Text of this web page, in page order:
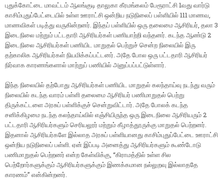
புதுக்கோட்டை மாவட்டம் ஆலங்குடி தாலுகா கீரமங்கலம் பேரூராட்சி 1வது வார்டு
காசிம்புதுப்பேட்டையில் உள்ள ஊராட்சி ஒன்றிய நடுநிலைப் பள்ளியில் 111 மாணவ,
மாணவிகள் படித்து வருகின்றனர். இந்தப் பள்ளியில் ஒரு தலைமை ஆசிரியர், தலா 3
இடைநிலை மற்றும் பட்டதாரி ஆசிரியர்கள் பணியாற்றி வந்தனர். கடந்த ஆண்டு 2
இடைநிலை ஆசிரியர்கள் பணியிட மாறுதல் பெற்றுச் சென்ற நிலையில் இரு
தற்காலிக ஆசிரியர்கள் நியமிக்கப்பட்டனர். அதே போல ஒரு பட்டதாரி ஆசிரியர்
நிர்வாக காரணங்களால் மாற்றுப் பணியில் அனுப்பப்பட்டுள்ளார்.
இந்த நிலையில் தற்போது ஆசிரியர்கள் பணியிட மாறுதல் கலந்தாய்வு நடந்து வரும்
நிலையில் கடந்த வாரம் பள்ளி தலைமை ஆசிரியர் பணிமாறுதல் பெற்று
திருக்கட்டளை அரசுப் பள்ளிக்குச் சென்றுவிட்டார். அதே போலக் கடந்த
சனிக்கிழமை நடந்த கலந்தாய்வில் எஞ்சியிருந்த ஒரு இடைநிலை ஆசிரியரும் 2
பட்டதாரி ஆசிரியர்களும் செரியலூர் மற்றும் கீழாத்தூருக்கு மாறுதல் பெற்றனர்.
இதனால் ஆசிரியர்களே இல்லாத அரசுப் பள்ளியானது காசிம்புதுப்பேட்டை ஊராட்சி
ஒன்றிய நடுநிலைப் பள்ளி. ஏன் இப்படி அனைத்து ஆசிரியர்களும் கூண்டோடு
பணிமாறுதல் பெற்றனர் என்ற கேள்விக்கு, “கிராமத்தில் உள்ள சில
பெற்றோர்களுக்கும் ஆசிரியர்களுக்கும் இணக்கமான நல்லுறவு இல்லாததே
காரணம்” என்கின்றனர்.